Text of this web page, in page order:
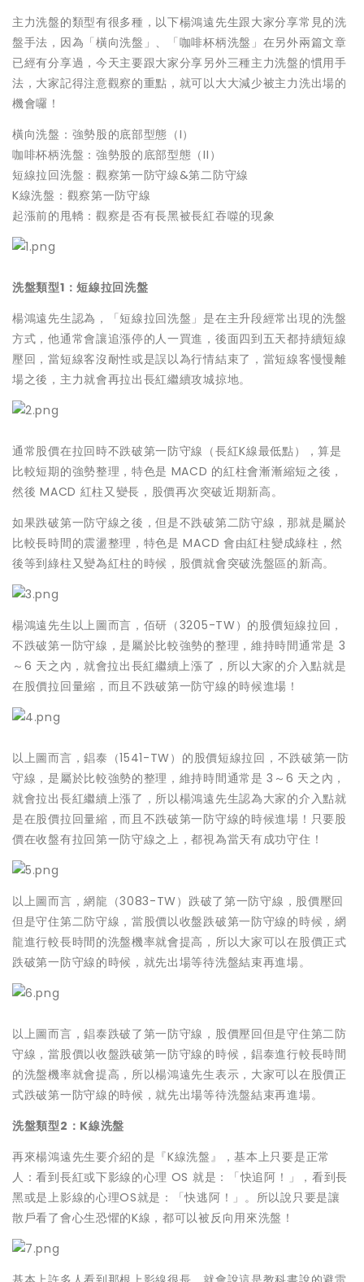
主力洗盤的類型有很多種，以下楊鴻遠先生跟大家分享常見的洗
盤手法，因為「橫向洗盤」、「咖啡杯柄洗盤」在另外兩篇文章
已經有分享過，今天主要跟大家分享另外三種主力洗盤的慣用手
法，大家記得注意觀察的重點，就可以大大減少被主力洗出場的
機會囉！
橫向洗盤：強勢股的底部型態（I）
咖啡杯柄洗盤：強勢股的底部型態（II）
短線拉回洗盤：觀察第一防守線&第二防守線
K線洗盤：觀察第一防守線
起漲前的甩轎：觀察是否有長黑被長紅吞噬的現象
洗盤類型1：短線拉回洗盤
楊鴻遠先生認為，「短線拉回洗盤」是在主升段經常出現的洗盤
方式，他通常會讓追漲停的人一買進，後面四到五天都持續短線
壓回，當短線客沒耐性或是誤以為行情結束了，當短線客慢慢離
場之後，主力就會再拉出長紅繼續攻城掠地。
通常股價在拉回時不跌破第一防守線（長紅K線最低點），算是
比較短期的強勢整理，特色是 MACD 的紅柱會漸漸縮短之後，
然後 MACD 紅柱又變長，股價再次突破近期新高。
如果跌破第一防守線之後，但是不跌破第二防守線，那就是屬於
比較長時間的震盪整理，特色是 MACD 會由紅柱變成綠柱，然
後等到綠柱又變為紅柱的時候，股價就會突破洗盤區的新高。
楊鴻遠先生以上圖而言，佰研（3205-TW）的股價短線拉回，
不跌破第一防守線，是屬於比較強勢的整理，維持時間通常是 3
～6 天之內，就會拉出長紅繼續上漲了，所以大家的介入點就是
在股價拉回量縮，而且不跌破第一防守線的時候進場！
以上圖而言，錩泰（1541-TW）的股價短線拉回，不跌破第一防
守線，是屬於比較強勢的整理，維持時間通常是 3～6 天之內，
就會拉出長紅繼續上漲了，所以楊鴻遠先生認為大家的介入點就
是在股價拉回量縮，而且不跌破第一防守線的時候進場！只要股
價在收盤有拉回第一防守線之上，都視為當天有成功守住！
以上圖而言，網龍（3083-TW）跌破了第一防守線，股價壓回
但是守住第二防守線，當股價以收盤跌破第一防守線的時候，網
龍進行較長時間的洗盤機率就會提高，所以大家可以在股價正式
跌破第一防守線的時候，就先出場等待洗盤結束再進場。
以上圖而言，錩泰跌破了第一防守線，股價壓回但是守住第二防
守線，當股價以收盤跌破第一防守線的時候，錩泰進行較長時間
的洗盤機率就會提高，所以楊鴻遠先生表示，大家可以在股價正
式跌破第一防守線的時候，就先出場等待洗盤結束再進場。
洗盤類型2：K線洗盤
再來楊鴻遠先生要介紹的是『K線洗盤』，基本上只要是正常
人：看到長紅或下影線的心理 OS 就是：「快追阿！」，看到長
黑或是上影線的心理OS就是：「快逃阿！」。所以說只要是讓
散戶看了會心生恐懼的K線，都可以被反向用來洗盤！